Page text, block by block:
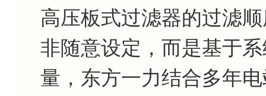
高压板式过滤器的过滤
非随意设定，而是基于
量，东方一力结合多年